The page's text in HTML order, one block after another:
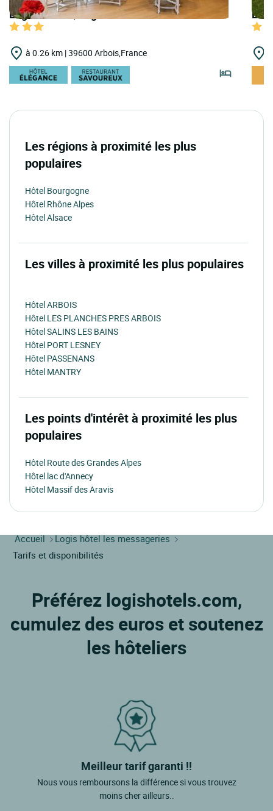
Logis Hôtels | Logis Hôtel les Caudalies
à 0.26 km | 39600 Arbois,France
Les régions à proximité les plus
populaires
Hôtel Bourgogne
Hôtel Rhône Alpes
Hôtel Alsace
Les villes à proximité les plus populaires
Hôtel ARBOIS
Hôtel LES PLANCHES PRES ARBOIS
Hôtel SALINS LES BAINS
Hôtel PORT LESNEY
Hôtel PASSENANS
Hôtel MANTRY
Les points d'intérêt à proximité les plus
populaires
Hôtel Route des Grandes Alpes
Hôtel lac d'Annecy
Hôtel Massif des Aravis
Accueil
Logis hôtel les messageries
Tarifs et disponibilités
Préférez logishotels.com,
cumulez des euros et soutenez
les hôteliers
Meilleur tarif garanti !!
Nous vous remboursons la différence si vous trouvez
moins cher ailleurs..